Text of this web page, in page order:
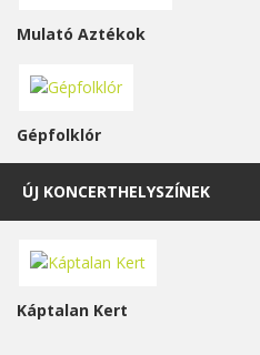
Mulató Aztékok
Gépfolklór
ÚJ KONCERTHELYSZÍNEK
Káptalan Kert